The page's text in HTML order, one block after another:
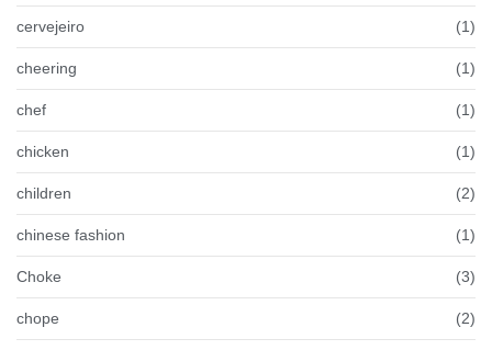
cervejeiro (1)
cheering (1)
chef (1)
chicken (1)
children (2)
chinese fashion (1)
Choke (3)
chope (2)